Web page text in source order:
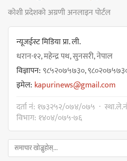
हर्क
विज्ञप्ती
डिपो
पाराडाइज
कोशी प्रदेशको अग्रणी अनलाइन पोर्टल
न्यूजईस्ट मिडिया प्रा. ली.
धरान-१२, महेन्द्र पथ, सुनसरी, नेपाल
विज्ञापन:९८५२०७५७३०,
इमेल: kapurinews@gmail.com
दर्ता नं: १७३२५२/०७४/०७५ ·
विभाग: १४०४/०७५-७६